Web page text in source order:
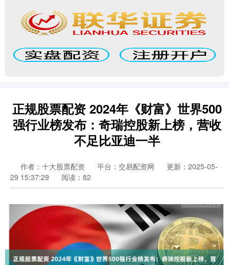
正规股票配资 2024年《财富》世界500
强行业榜发布：奇瑞控股新上榜，营收
不足比亚迪一半
作者：十大股票配资 平台：交易配资网
更新：2025-05-
29 15:37:29
阅读：82